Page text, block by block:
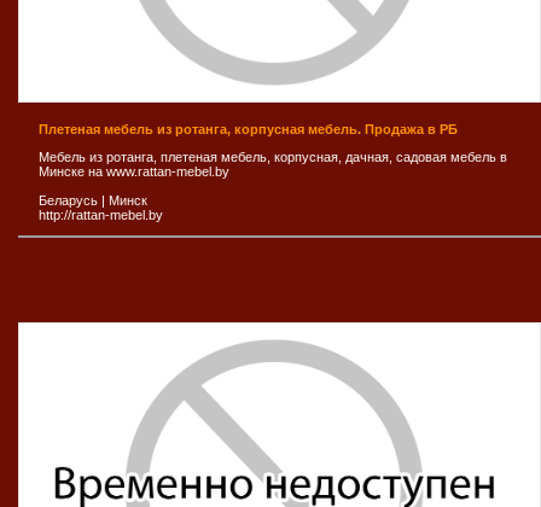
Плетеная мебель из ротанга, корпусная мебель. Продажа в РБ
Мебель из ротанга, плетеная мебель, корпусная, дачная, садовая мебель в
Минске на www.rattan-mebel.by
Беларусь | Минск
http://rattan-mebel.by